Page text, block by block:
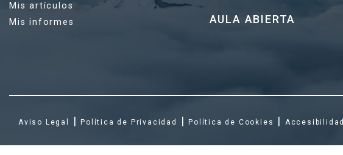
Mis artículos
Mis informes
AULA ABIERTA
Aviso Legal | Política de Privacidad |Política de Cookies | Accesibilidad